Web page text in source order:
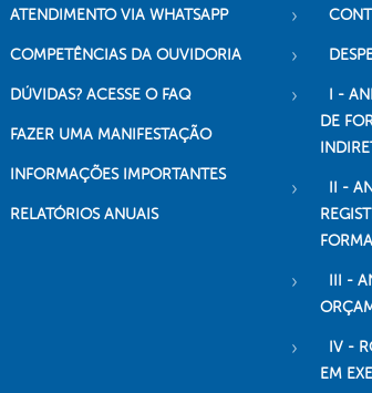
ATENDIMENTO VIA WHATSAPP
COMPETÊNCIAS DA OUVIDORIA
DÚVIDAS? ACESSE O FAQ
FAZER UMA MANIFESTAÇÃO
INFORMAÇÕES IMPORTANTES
RELATÓRIOS ANUAIS
I -
DE
II -
III -
IV -
EM